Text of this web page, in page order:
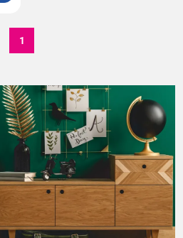
1